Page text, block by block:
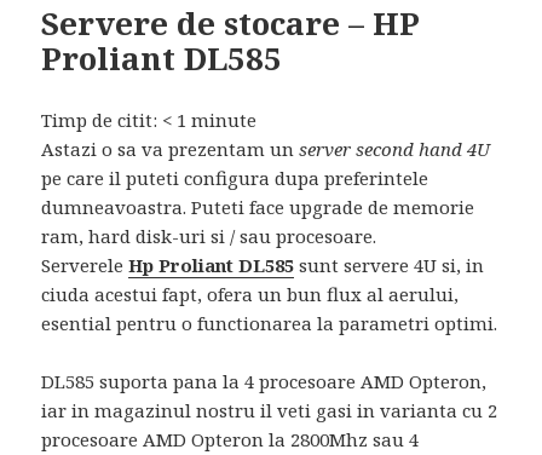
Servere de stocare – HP
Proliant DL585
Timp de citit: < 1 minute
Astazi o sa va prezentam unserver second hand 4U
pe care il puteti configura dupa preferintele
dumneavoastra. Puteti face upgrade de memorie
ram, hard disk-uri si / sau procesoare.
ServereleHp Proliant DL585 sunt servere 4U si, in
ciuda acestui fapt, ofera un bun flux al aerului,
esential pentru o functionarea la parametri optimi.
DL585 suporta pana la 4 procesoare AMD Opteron,
iar in magazinul nostru il veti gasi in varianta cu 2
procesoare AMD Opteron la 2800Mhz sau 4